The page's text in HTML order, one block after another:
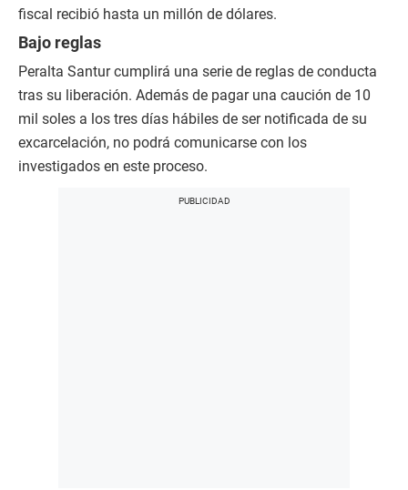
fiscal recibió hasta un millón de dólares.
Bajo reglas
Peralta Santur cumplirá una serie de reglas de conducta
tras su liberación. Además de pagar una caución de 10
mil soles a los tres días hábiles de ser notificada de su
excarcelación, no podrá comunicarse con los
investigados en este proceso.